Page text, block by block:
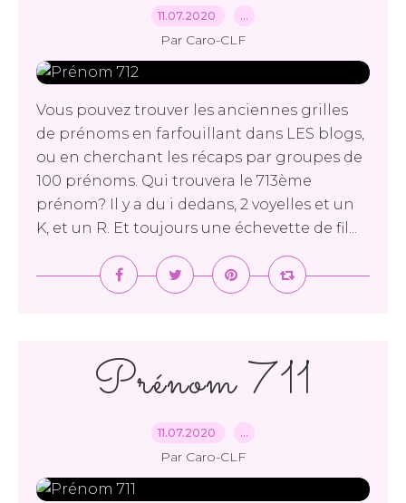
11.07.2020 …
Par Caro-CLF
Vous pouvez trouver les anciennes grilles
de prénoms en farfouillant dans LES blogs,
ou en cherchant les récaps par groupes de
100 prénoms. Qui trouvera le 713ème
prénom? Il y a du i dedans, 2 voyelles et un
K, et un R. Et toujours une échevette de fil...
Prénom 711
11.07.2020 …
Par Caro-CLF